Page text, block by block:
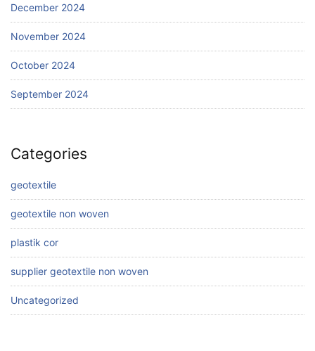
December 2024
November 2024
October 2024
September 2024
Categories
geotextile
geotextile non woven
plastik cor
supplier geotextile non woven
Uncategorized